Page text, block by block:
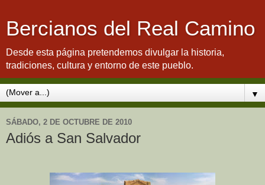
Bercianos del Real Camino
Desde esta página pretendemos divulgar la historia,
tradiciones, cultura y entorno de este pueblo.
▼
SÁBADO, 2 DE OCTUBRE DE 2010
Adiós a San Salvador